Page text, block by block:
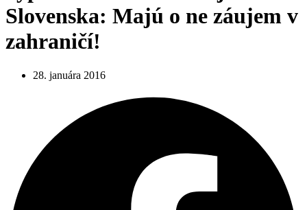
Slovenska: Majú o ne záujem v
zahraničí!
28. januára 2016